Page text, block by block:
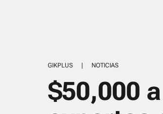
GIKPLUS | NOTICIAS
$50,000